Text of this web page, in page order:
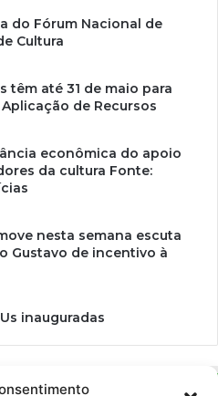
do Fórum Nacional de
Cultura
têm até 31 de maio para
de Recursos
econômica do apoio
da cultura Fonte:
nesta semana escuta
Gustavo de incentivo à
inauguradas